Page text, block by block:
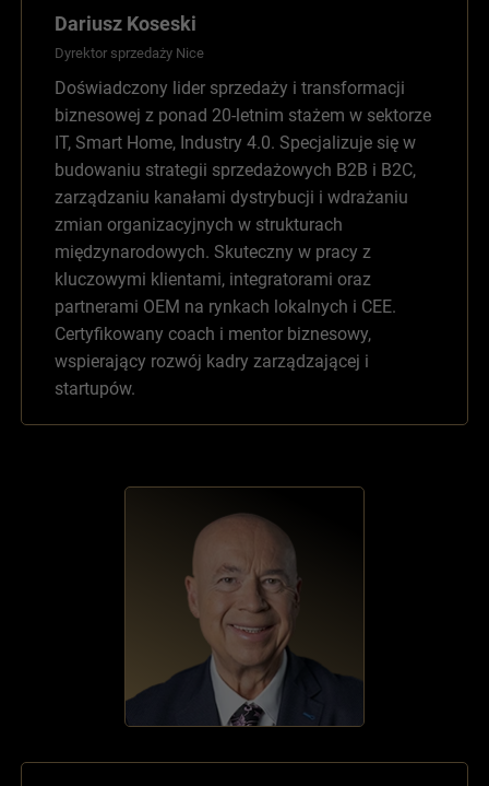
Dariusz Koseski
Dyrektor sprzedaży Nice
Doświadczony lider sprzedaży i transformacji
biznesowej z ponad 20-letnim stażem w sektorze
IT, Smart Home, Industry 4.0. Specjalizuje się w
budowaniu strategii sprzedażowych B2B i B2C,
zarządzaniu kanałami dystrybucji i wdrażaniu
zmian organizacyjnych w strukturach
międzynarodowych. Skuteczny w pracy z
kluczowymi klientami, integratorami oraz
partnerami OEM na rynkach lokalnych i CEE.
Certyfikowany coach i mentor biznesowy,
wspierający rozwój kadry zarządzającej i
startupów.